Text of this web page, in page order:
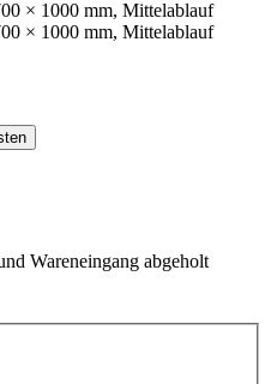
Wareneingang abgeholt